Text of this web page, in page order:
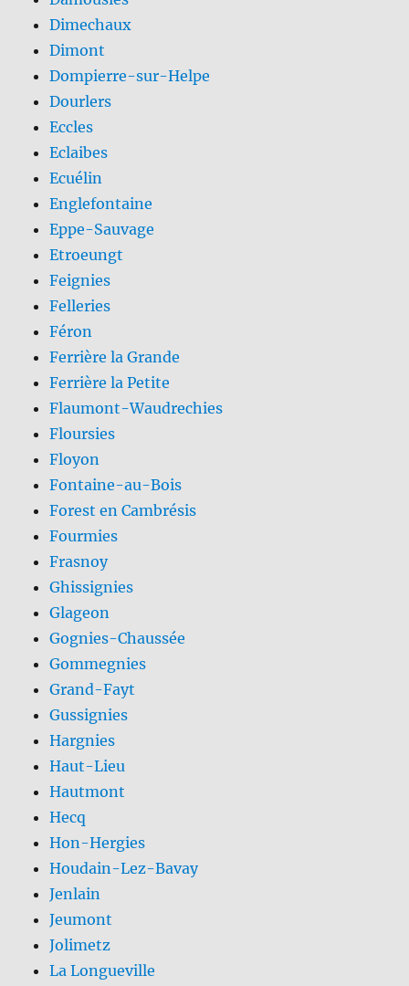
Dimechaux
Dimont
Dompierre-sur-Helpe
Dourlers
Eccles
Eclaibes
Ecuélin
Englefontaine
Eppe-Sauvage
Etroeungt
Feignies
Felleries
Féron
Ferrière la Grande
Ferrière la Petite
Flaumont-Waudrechies
Floursies
Floyon
Fontaine-au-Bois
Forest en Cambrésis
Fourmies
Frasnoy
Ghissignies
Glageon
Gognies-Chaussée
Gommegnies
Grand-Fayt
Gussignies
Hargnies
Haut-Lieu
Hautmont
Hecq
Hon-Hergies
Houdain-Lez-Bavay
Jenlain
Jeumont
Jolimetz
La Longueville